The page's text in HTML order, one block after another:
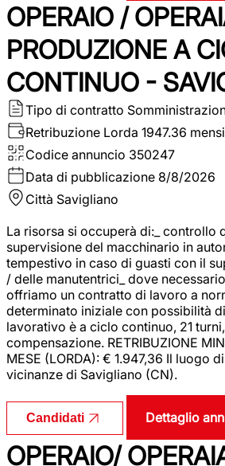
OPERAIO /
PRODUZIONE A
CONTINUO -
Tipo di contratto
Retribuzione Lorda 1947.36
Codice annuncio 350247
Data di pubblicazione 8/8/2026
Città Savigliano
La risorsa si occuperà di:_ controllo
supervisione del macchinario in
tempestivo in caso di guasti con il
/ delle manutentrici_ dove
offriamo un contratto di lavoro a
determinato iniziale con possibilità
lavorativo è a ciclo continuo, 21
compensazione. RETRIBUZIONE
MESE (LORDA): € 1.947,36 Il luogo
vicinanze di Savigliano (CN).
Candidati Dettaglio
OPERAIO/